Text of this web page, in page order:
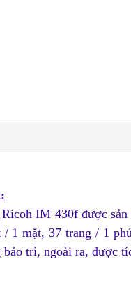
IM 430f được sản
/ 1 mặt, 37 trang / 1
bảo trì, ngoài ra, được